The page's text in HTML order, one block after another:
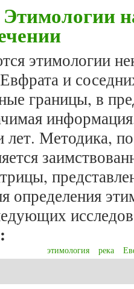
этимологии
и
границы, в
лет. Методика,
определения
этимология река